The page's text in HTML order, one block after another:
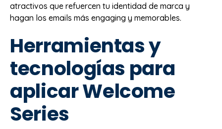
atractivos que refuercen tu identidad de marca y
hagan los emails más engaging y memorables.
Herramientas y
tecnologías para
aplicar Welcome
Series